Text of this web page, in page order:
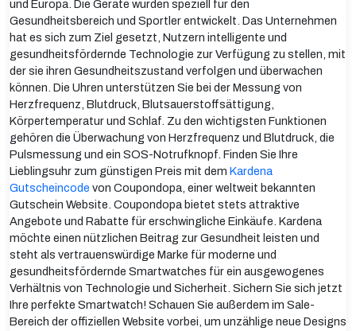
und Europa. Die Geräte wurden speziell für den
Gesundheitsbereich und Sportler entwickelt. Das Unternehmen
hat es sich zum Ziel gesetzt, Nutzern intelligente und
gesundheitsfördernde Technologie zur Verfügung zu stellen, mit
der sie ihren Gesundheitszustand verfolgen und überwachen
können. Die Uhren unterstützen Sie bei der Messung von
Herzfrequenz, Blutdruck, Blutsauerstoffsättigung,
Körpertemperatur und Schlaf. Zu den wichtigsten Funktionen
gehören die Überwachung von Herzfrequenz und Blutdruck, die
Pulsmessung und ein SOS-Notrufknopf. Finden Sie Ihre
Lieblingsuhr zum günstigen Preis mit dem Kardena
Gutscheincode von Coupondopa, einer weltweit bekannten
Gutschein Website. Coupondopa bietet stets attraktive
Angebote und Rabatte für erschwingliche Einkäufe. Kardena
möchte einen nützlichen Beitrag zur Gesundheit leisten und
steht als vertrauenswürdige Marke für moderne und
gesundheitsfördernde Smartwatches für ein ausgewogenes
Verhältnis von Technologie und Sicherheit. Sichern Sie sich jetzt
Ihre perfekte Smartwatch! Schauen Sie außerdem im Sale-
Bereich der offiziellen Website vorbei, um unzählige neue Designs